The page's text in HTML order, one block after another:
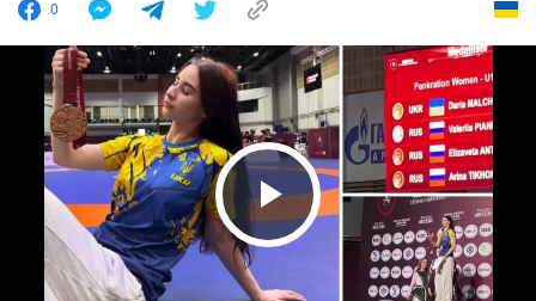
0
Play Video